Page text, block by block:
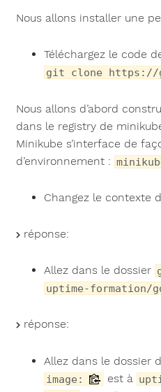
Nous allons installer une
Téléchargez le code
git clone https://
Nous allons d’abord
dans le registry de
Minikube s’interface de
d’environnement :
Changez le contexte
réponse:
Allez dans le dossier
uptime-formation/
réponse:
Allez dans le dossier
image: est à